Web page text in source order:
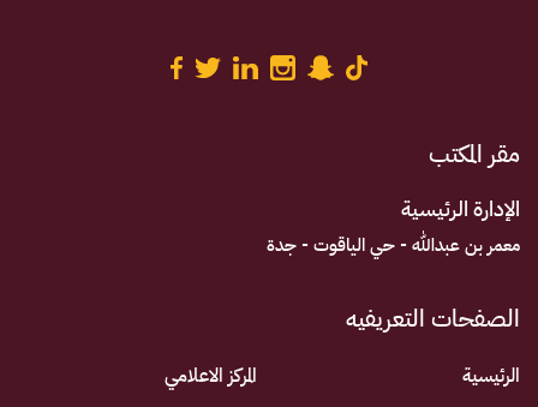
الصفحات التعريفيه
الرئيسية
المركز الاعلامي
مقر المكتب
الإدارة الرئيسية
معمر بن عبدالله - حي الياقوت - جدة